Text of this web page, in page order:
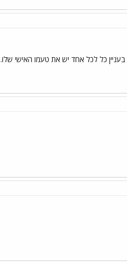
כל לכל אחד יש את טעמו האישי שלו.